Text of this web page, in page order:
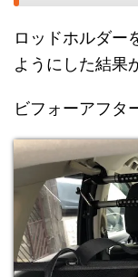
ロッドホルダー
ようにした結果
ビフォーアフタ